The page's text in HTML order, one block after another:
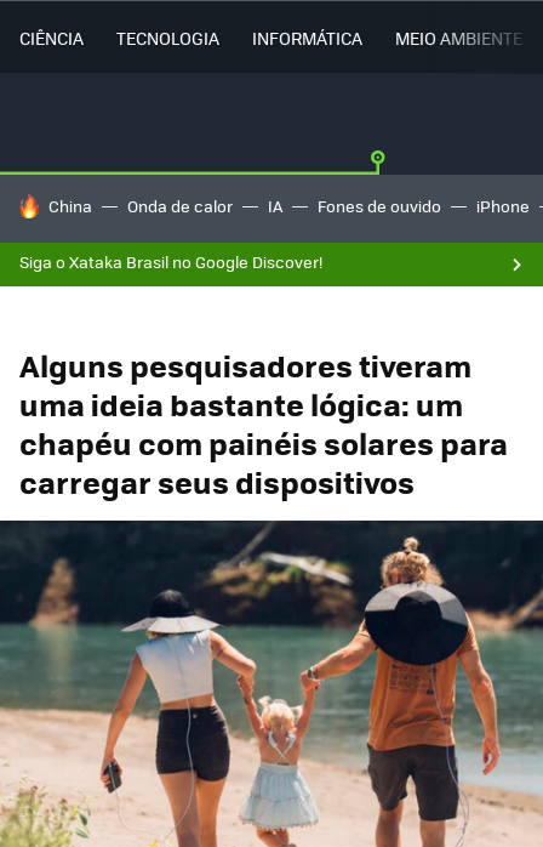
CIÊNCIA TECNOLOGIA INFORMÁTICA MEIO AMBIENTE
TENDÊNCIAS DO DIA
China Onda de calor IA Fones de ouvido iPhone
Siga o Xataka Brasil no Google Discover!
Alguns pesquisadores tiveram
uma ideia bastante lógica: um
chapéu com painéis solares para
carregar seus dispositivos